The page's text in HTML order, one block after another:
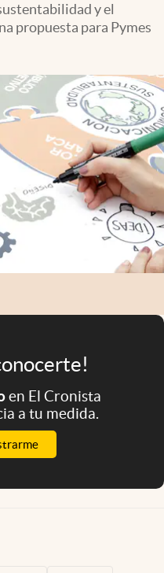
y el
propuesta para Pymes
en El Cronista
a tu medida.